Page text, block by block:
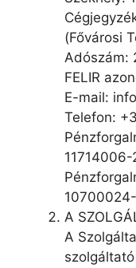
(Fővárosi
Adószám:
FELIR
E-mail:
Telefon:
A
A